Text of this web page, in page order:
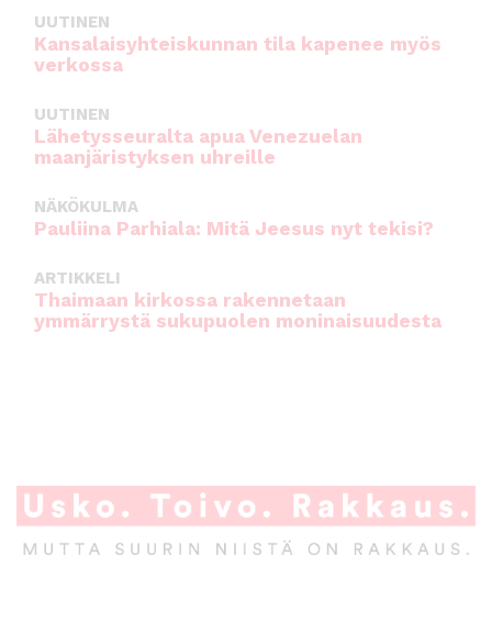
UUTINEN
Kansalaisyhteiskunnan tila kapenee myös
verkossa
UUTINEN
Lähetysseuralta apua Venezuelan
maanjäristyksen uhreille
NÄKÖKULMA
Pauliina Parhiala: Mitä Jeesus nyt tekisi?
ARTIKKELI
Thaimaan kirkossa rakennetaan
ymmärrystä sukupuolen moninaisuudesta